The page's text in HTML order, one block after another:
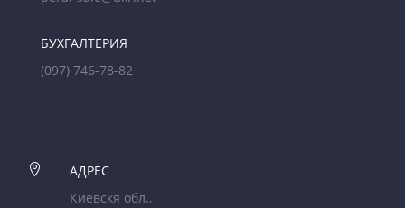
БУХГАЛТЕРИЯ
(097) 746-78-82

АДРЕС
Киевскя обл.,